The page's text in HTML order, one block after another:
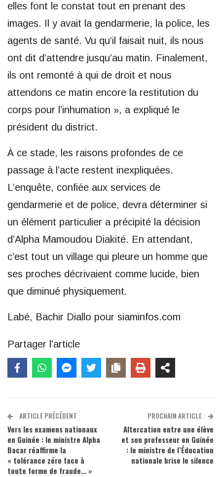
elles font le constat tout en prenant des
images. Il y avait la gendarmerie, la police, les
agents de santé. Vu qu’il faisait nuit, ils nous
ont dit d’attendre jusqu’au matin. Finalement,
ils ont remonté à qui de droit et nous
attendons ce matin encore la restitution du
corps pour l’inhumation », a expliqué le
président du district.
À ce stade, les raisons profondes de ce
passage à l’acte restent inexpliquées.
L’enquête, confiée aux services de
gendarmerie et de police, devra déterminer si
un élément particulier a précipité la décision
d’Alpha Mamoudou Diakité. En attendant,
c’est tout un village qui pleure un homme que
ses proches décrivaient comme lucide, bien
que diminué physiquement.
Labé, Bachir Diallo pour siaminfos.com
Partager l'article
ARTICLE PRÉCÉDENT
Vers les examens nationaux
en Guinée : le ministre Alpha
Bacar réaffirme la
« tolérance zéro face à
toute forme de fraude… »
PROCHAIN ARTICLE
Altercation entre une élève
et son professeur en Guinée
: le ministre de l’Éducation
nationale brise le silence